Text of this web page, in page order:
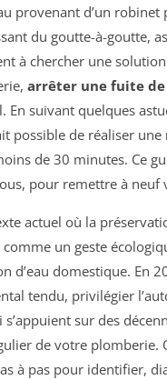
provenant d’un
du goutte-à-goutte,
à chercher une
arrêter une fuite
En suivant quelques
possible de réaliser une
de 30 minutes. Ce
pour remettre à neuf
actuel où la
comme un geste
d’eau domestique. En
tendu, privilégier
s’appuient sur des
de votre
à pas pour identifier,